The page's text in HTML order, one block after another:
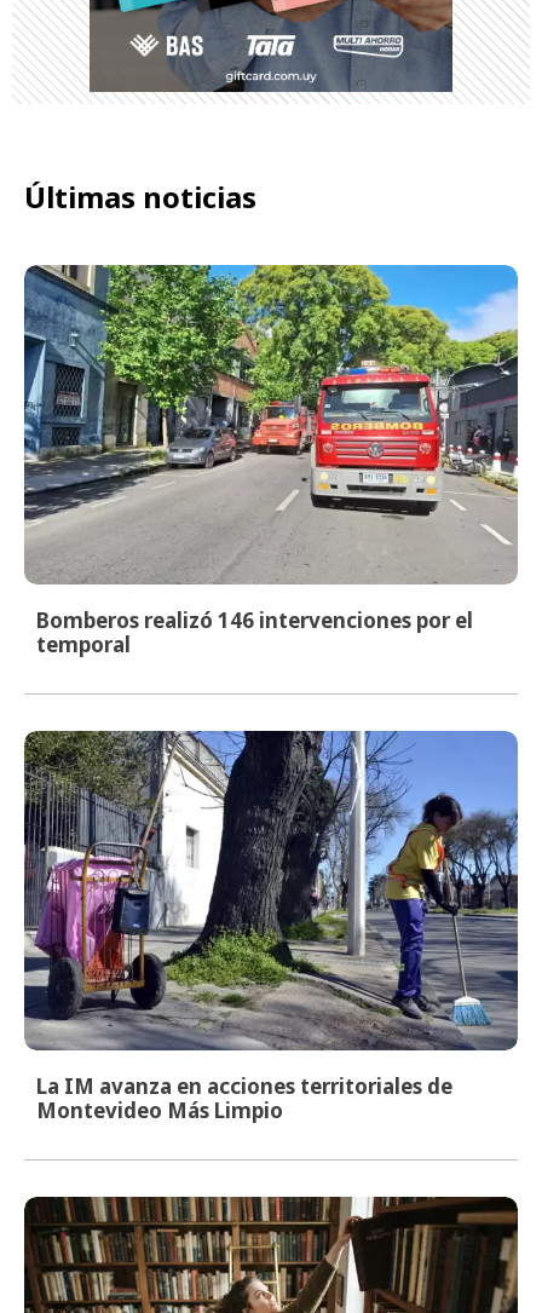
Últimas noticias
Bomberos realizó 146 intervenciones por el
temporal
La IM avanza en acciones territoriales de
Montevideo Más Limpio